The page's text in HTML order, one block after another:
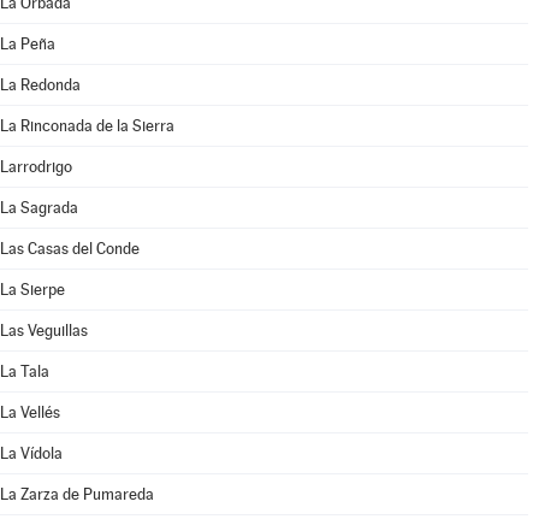
La Peña
La Redonda
La Rinconada de la Sierra
Larrodrigo
La Sagrada
Las Casas del Conde
La Sierpe
Las Veguillas
La Tala
La Vellés
La Vídola
La Zarza de Pumareda